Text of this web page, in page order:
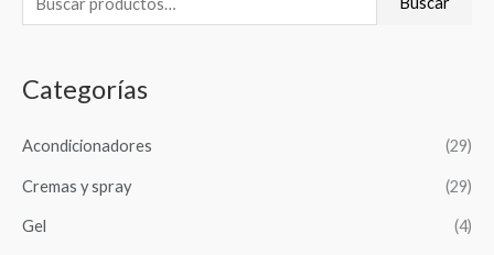
u
c
r
p
o
Categorías
Acondicionadores (29)
Cremas y spray (29)
Gel (4)